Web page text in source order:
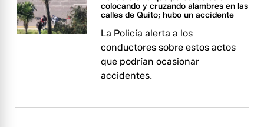
colocando y cruzando alambres en las
calles de Quito; hubo un accidente
La Policía alerta a los
conductores sobre estos actos
que podrían ocasionar
accidentes.